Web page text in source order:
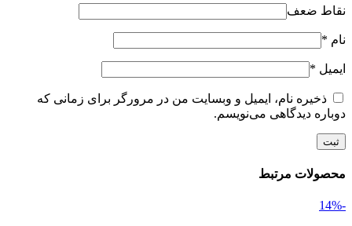
نقاط ضعف
نام *
ایمیل *
ذخیره نام، ایمیل و وبسایت من در مرورگر برای زمانی که
دوباره دیدگاهی می‌نویسم.
محصولات مرتبط
-14%